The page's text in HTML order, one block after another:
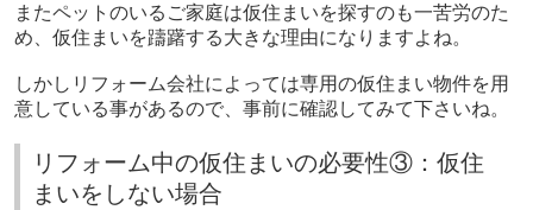
またペットのいるご家庭は仮住まいを探すのも一苦労のた
め、仮住まいを躊躇する大きな理由になりますよね。
しかしリフォーム会社によっては専用の仮住まい物件を用
意している事があるので、事前に確認してみて下さいね。
リフォーム中の仮住まいの必要性③：仮住
まいをしない場合